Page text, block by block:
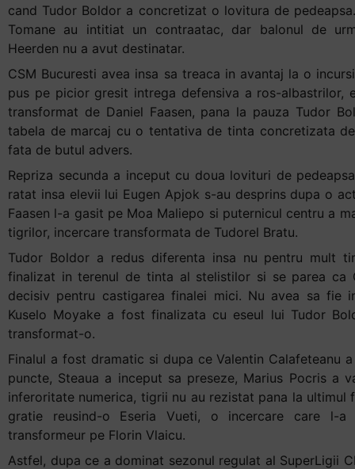
cand Tudor Boldor a concretizat o lovitura de
Tomane au intitiat un contraatac, dar balonul de
Heerden nu a avut destinatar.
CSM Bucuresti avea insa sa treaca in avantaj la o
pus pe picior gresit intrega defensiva a ros-albastrilor,
transformat de Daniel Faasen, pana la pauza Tudor
tabela de marcaj cu o tentativa de tinta concretizata
fata de butul advers.
Repriza secunda a inceput cu doua lovituri de
ratat insa elevii lui Eugen Apjok s-au desprins dupa o
Faasen l-a gasit pe Moa Maliepo si puternicul centru a
tigrilor, incercare transformata de Tudorel Bratu.
Tudor Boldor a redus diferenta insa nu pentru mult
finalizat in terenul de tinta al stelistilor si se parea ca
decisiv pentru castigarea finalei mici. Nu avea sa fie
Kuselo Moyake a fost finalizata cu eseul lui Tudor
transformat-o.
Finalul a fost dramatic si dupa ce Valentin Calafeteanu
puncte, Steaua a inceput sa preseze, Marius Pocris a
inferoritate numerica, tigrii nu au rezistat pana la ultimul
gratie reusind-o Eseria Vueti, o incercare care
transformeur pe Florin Vlaicu.
Astfel, dupa ce a dominat sezonul regulat al SuperLigii